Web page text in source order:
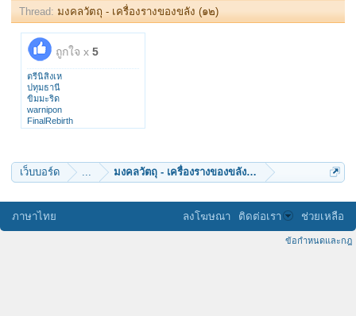
Thread: มงคลวัตถุ - เครื่องรางของขลัง (๑๒)
ถูกใจ x 5
ตรีนิสิงเห
ปทุมธานี
ขิมมะริด
warnipon
FinalRebirth
เว็บบอร์ด ... มงคลวัตถุ - เครื่องรางของขลัง (๑๒)
ภาษาไทย ลงโฆษณา ติดต่อเรา ช่วยเหลือ
ข้อกำหนดและกฎ